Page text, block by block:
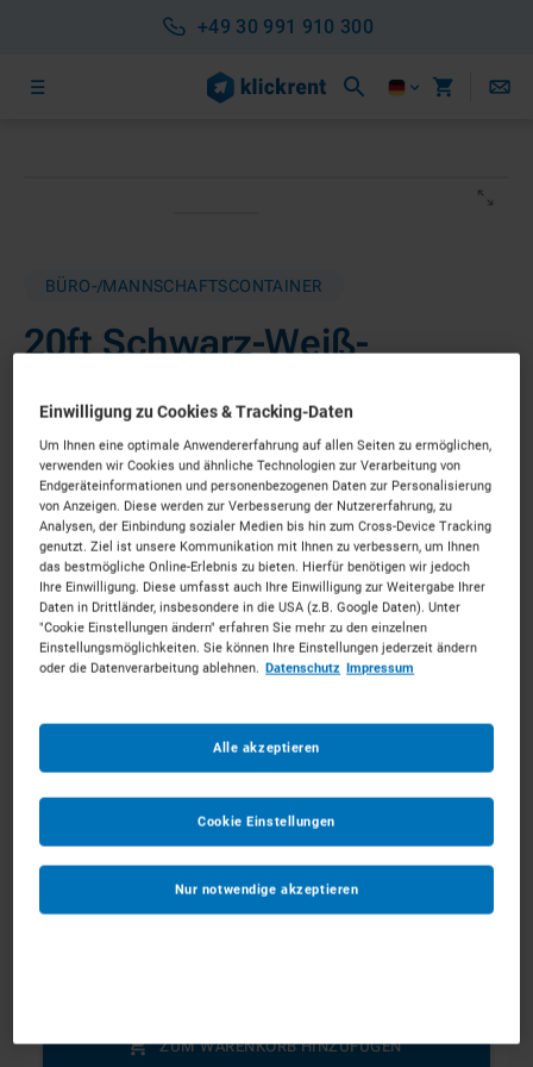
+49 30 991 910 300
BÜRO-/MANNSCHAFTSCONTAINER
20ft Schwarz-Weiß-
ab 450 € pro Monat*Nettopreis
SOFORT LIEFERBAR
Individuelle Ausstattung erfolgt im nächsten Schritt
Ab dem*
Anmerkungen Optional
ZUM WARENKORB HINZUFÜGEN
Einwilligung zu Cookies & Tracking-Daten
Um Ihnen eine optimale Anwendererfahrung auf allen Seiten zu ermöglichen,
verwenden wir Cookies und ähnliche Technologien zur Verarbeitung von
Endgeräteinformationen und personenbezogenen Daten zur Personalisierung
von Anzeigen. Diese werden zur Verbesserung der Nutzererfahrung, zu
Analysen, der Einbindung sozialer Medien bis hin zum Cross-Device Tracking
genutzt. Ziel ist unsere Kommunikation mit Ihnen zu verbessern, um Ihnen
das bestmögliche Online-Erlebnis zu bieten. Hierfür benötigen wir jedoch
Ihre Einwilligung. Diese umfasst auch Ihre Einwilligung zur Weitergabe Ihrer
Daten in Drittländer, insbesondere in die USA (z.B. Google Daten). Unter
"Cookie Einstellungen ändern" erfahren Sie mehr zu den einzelnen
Einstellungsmöglichkeiten. Sie können Ihre Einstellungen jederzeit ändern
oder die Datenverarbeitung ablehnen. Datenschutz Impressum
Nur notwendige akzeptieren
Alle akzeptieren
Cookie Einstellungen